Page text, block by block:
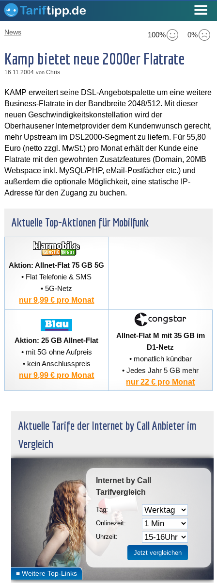
100% 0%
News
Kamp bietet neue 2000er Flatrate
16.11.2004 von Chris
KAMP erweitert seine DSL-Angebotspalette um eine weitere
Business-Flatrate in der Bandbreite 2048/512. Mit dieser
neuen Geschwindigkeitskonstellation wird der
Oberhausener Internetprovider dem Kundenwunsch gerecht,
mehr Upstream im DSL2000-Segment zu liefern. Für 55,80
Euro (netto zzgl. MwSt.) pro Monat erhält der Kunde eine
Flatrate mit den gewohnten Zusatzfeatures (Domain, 20MB
Webspace inkl. MySQL/PHP, eMail-Postfächer etc.) und
außerdem die optionale Möglichkeit, eine statische IP-
Adresse für den Zugang zu buchen.
Aktuelle Top-Aktionen für Mobilfunk
Aktion: Allnet-Flat 75 GB 5G
• Flat Telefonie & SMS
• 5G-Netz
nur 9,99 € pro Monat
Aktion: 25 GB Allnet-Flat
• mit 5G ohne Aufpreis
• kein Anschlusspreis
nur 9,99 € pro Monat
Allnet-Flat M mit 35 GB im
D1-Netz
• monatlich kündbar
• Jedes Jahr 5 GB mehr
nur 22 € pro Monat
Aktuelle Tarife der Internet by Call Anbieter im
Vergleich
Internet by Call
Tarifvergleich
Tag:
Onlinezeit:
Uhrzeit: